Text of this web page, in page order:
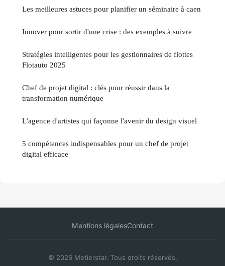
Les meilleures astuces pour planifier un séminaire à caen
Innover pour sortir d'une crise : des exemples à suivre
Stratégies intelligentes pour les gestionnaires de flottes
Flotauto 2025
Chef de projet digital : clés pour réussir dans la
transformation numérique
L'agence d'artistes qui façonne l'avenir du design visuel
5 compétences indispensables pour un chef de projet
digital efficace
Mentions légalesContact
© 2026 Metierstar. Tous droits réservés.